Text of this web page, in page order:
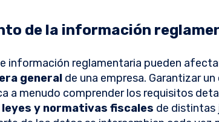
de la información
información reglamentaria pueden
general de una empresa. Garantizar
a menudo comprender los requisitos
leyes y normativas fiscales de distintas